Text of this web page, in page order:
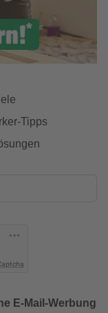
Tipps
E-Mail-Werbung